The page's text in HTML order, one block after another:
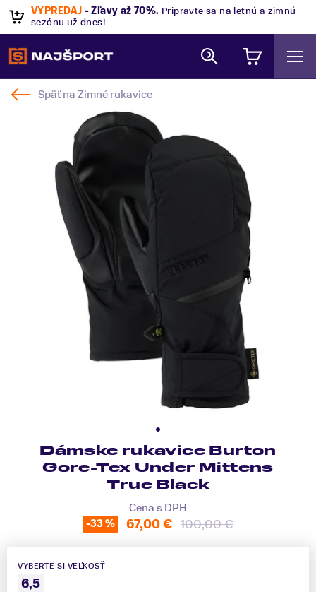
VÝPREDAJ - Zľavy až 70%. Pripravte sa na letnú a zimnú
sezónu už dnes!
Späť naZimné rukavice
Dámske rukavice Burton
Gore-Tex Under Mittens
True Black
Cena s DPH
-33 % 67,00 € 100,00 €
VYBERTE SI VEĽKOSŤ
6,5